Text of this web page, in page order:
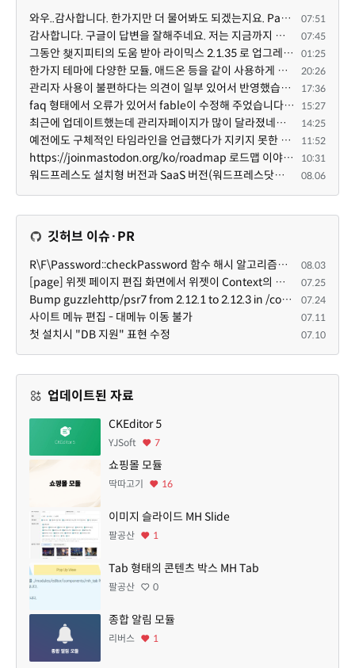
와우..감사합니다. 한가지만 더 물어봐도 되겠는지요. Password.php 파일안에 클래스와 함수들은 순수 php ... 07:51
감사합니다. 구글이 답변을 잘해주네요. 저는 지금까지 md5 에 머물러 있었네요. md5는 구석기 알고리즘이 ... 07:45
그동안 챚지피티의 도움 받아 라이믹스 2.1.35 로 업그레이드 잘 한 것은 부인할 수 없는 사실입니다. 그런... 01:25
한가지 테마에 다양한 모듈, 애드온 등을 같이 사용하게 되면 의외로 어려운게 일관성이 있는 디자인의 유지... 20:26
관리자 사용이 불편하다는 의견이 일부 있어서 반영했습니다 ㅎㅎ 8.4이상도 지원될 수 있도록 10.5.2 혹은 ... 17:36
faq 형태에서 오류가 있어서 fable이 수정해 주었습니다. 참고하세요. 증상 FAQ형 목록에서 항목을 펼치면 ... 15:27
최근에 업데이트했는데 관리자페이지가 많이 달라졌네요 여기서 모듈 설치하려고 하니 php 8.4.14버전이라 8... 14:25
예전에도 구체적인 타임라인을 언급했다가 지키지 못한 것에 죄송한 마음이 있다 보니 (코어 개발/운영 자체... 11:52
https://joinmastodon.org/ko/roadmap 로드맵 이야기가 나온김에 적자면 공홈에 대략적인 로드맵이 공개되어... 10:31
워드프레스도 설치형 버전과 SaaS 버전(워드프레스닷컴)은 다른 점이 많습니다. SaaS로 제공한다면 GPL 라이... 08.06
깃허브 이슈·PR
R\F\Password::checkPassword 함수 해시 알고리즘을 암시적으로 호출하는 경우 Argon2id 해시 비교 실패 08.03
[page] 위젯 페이지 편집 화면에서 위젯이 Context의 module_info를 덮어쓰면 저장이 ERR_ACT_IS_NOT_STANDALONE으로 실패 07.25
Bump guzzlehttp/psr7 from 2.12.1 to 2.12.3 in /common 07.24
사이트 메뉴 편집 - 대메뉴 이동 불가 07.11
첫 설치시 "DB 지원" 표현 수정 07.10
업데이트된 자료
CKEditor 5
YJSoft 7
쇼핑몰 모듈
딱따고기 16
이미지 슬라이드 MH Slide
팔공산 1
Tab 형태의 콘텐츠 박스 MH Tab
팔공산 0
종합 알림 모듈
리버스 1